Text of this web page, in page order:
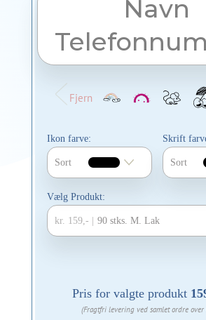
Fjern
Ikon farve:
Sort
Skrift
Sort
Vælg Produkt:
kr. 159,- | 90 stks. M. Lak
Pris for valgte produkt
(Fragtfri levering ved samlet ordre over